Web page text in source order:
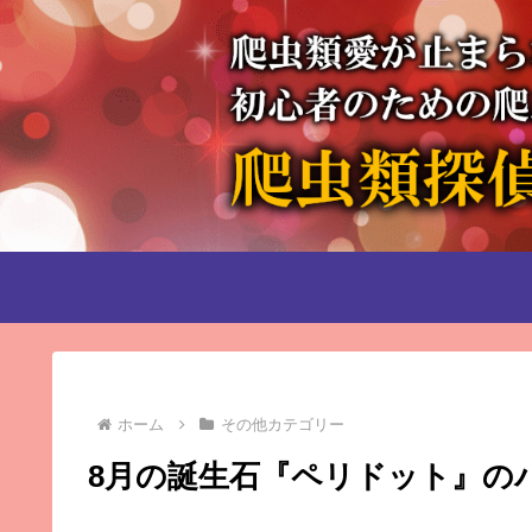
ホーム その他カテゴリー
8月の誕生石『ペリドット』の